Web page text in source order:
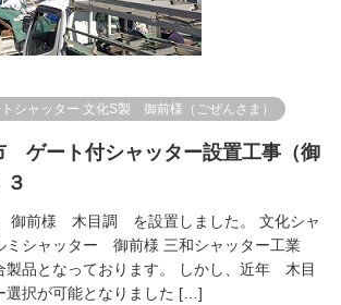
シャッター 文化S製 御前様（ごぜんさま）
ゲート付シャッター設置工事（御
御前様 木目調 を設置しました。 文化シャ
シャッター 御前様 三和シャッター工業
品となっております。 しかし、近年 木目
択が可能となりました […]